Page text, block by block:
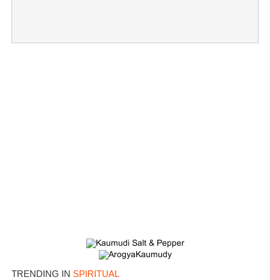
TRENDING IN SPIRITUAL